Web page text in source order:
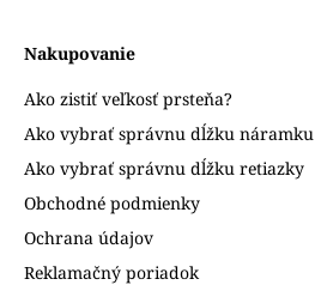
Nakupovanie
Ako zistiť veľkosť prsteňa?
Ako vybrať správnu dĺžku náramku
Ako vybrať správnu dĺžku retiazky
Obchodné podmienky
Ochrana údajov
Reklamačný poriadok